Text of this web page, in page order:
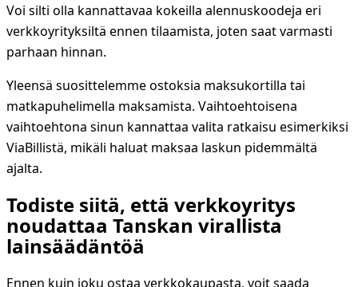
Voi silti olla kannattavaa kokeilla alennuskoodeja eri
verkkoyrityksiltä ennen tilaamista, joten saat varmasti
parhaan hinnan.
Yleensä suosittelemme ostoksia maksukortilla tai
matkapuhelimella maksamista. Vaihtoehtoisena
vaihtoehtona sinun kannattaa valita ratkaisu esimerkiksi
ViaBillistä, mikäli haluat maksaa laskun pidemmältä
ajalta.
Todiste siitä, että verkkoyritys
noudattaa Tanskan virallista
lainsäädäntöä
Ennen kuin joku ostaa verkkokaupasta, voit saada